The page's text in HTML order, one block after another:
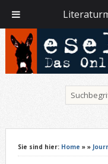
Sie sind hier: Home » »